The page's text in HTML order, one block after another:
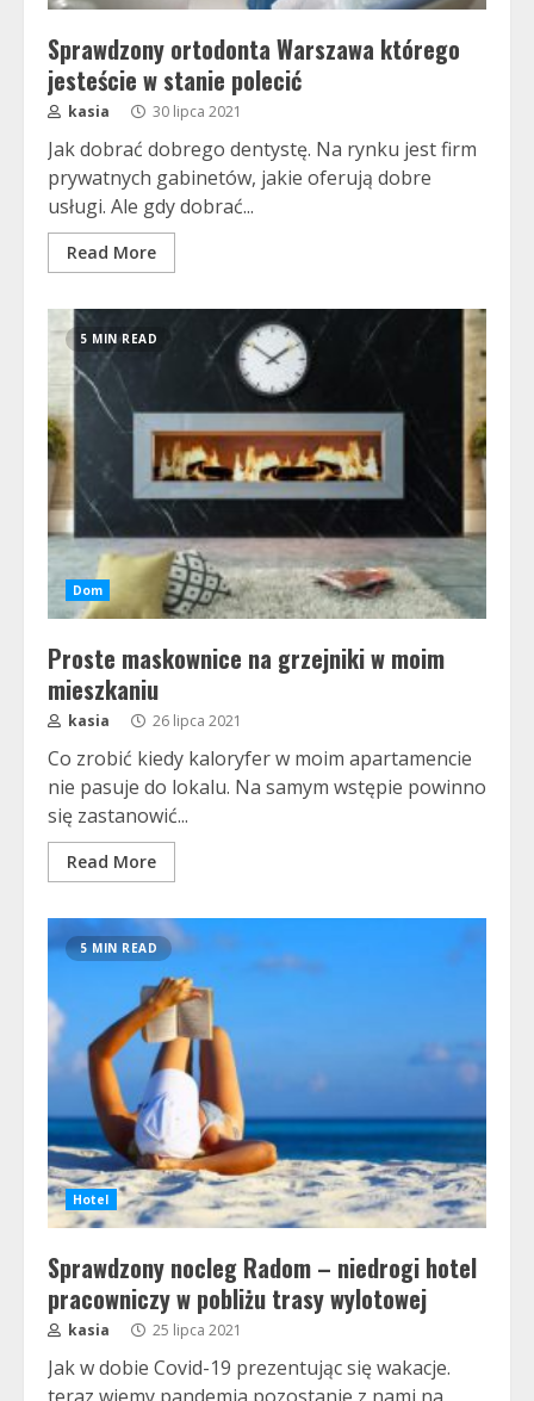
Sprawdzony ortodonta Warszawa którego
jesteście w stanie polecić
kasia 30 lipca 2021
Jak dobrać dobrego dentystę. Na rynku jest firm
prywatnych gabinetów, jakie oferują dobre
usługi. Ale gdy dobrać...
Read More
5 MIN READ
Dom
Proste maskownice na grzejniki w moim
mieszkaniu
kasia 26 lipca 2021
Co zrobić kiedy kaloryfer w moim apartamencie
nie pasuje do lokalu. Na samym wstępie powinno
się zastanowić...
Read More
5 MIN READ
Hotel
Sprawdzony nocleg Radom – niedrogi hotel
pracowniczy w pobliżu trasy wylotowej
kasia 25 lipca 2021
Jak w dobie Covid-19 prezentując się wakacje.